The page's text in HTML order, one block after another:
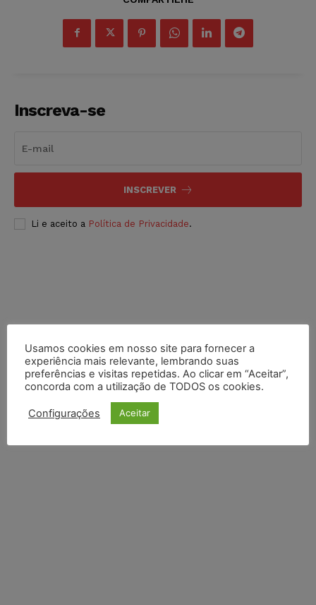
Inscreva-se
INSCREVER
Li e aceito a Política de Privacidade.
Usamos cookies em nosso site para fornecer a
experiência mais relevante, lembrando suas
preferências e visitas repetidas. Ao clicar em “Aceitar”,
concorda com a utilização de TODOS os cookies.
Configurações Aceitar